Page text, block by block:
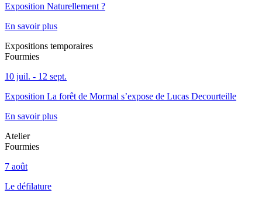
Exposition Naturellement ?
En savoir plus
Expositions temporaires
Fourmies
10 juil. - 12 sept.
Exposition La forêt de Mormal s’expose de Lucas Decourteille
En savoir plus
Atelier
Fourmies
7 août
Le défilature